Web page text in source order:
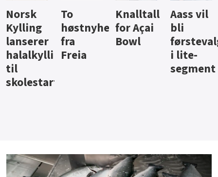
Knalltall
for Açai
Bowl
Aass vil
bli
førstevalg
i lite-
Brus og
jus fra
Berentsen
Hard
iste fra
Hansa